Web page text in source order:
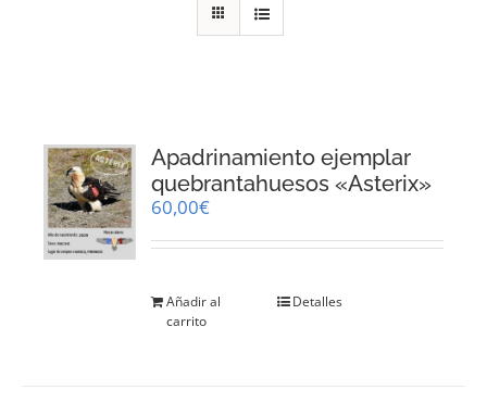
CONTACTO
CARRITO
Apadrinamiento ejemplar
quebrantahuesos «Asterix»
60,00€
Añadir al
carrito
Detalles